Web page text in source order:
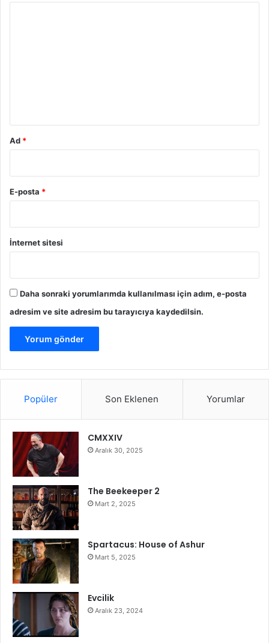
Ad *
E-posta *
İnternet sitesi
Daha sonraki yorumlarımda kullanılması için adım, e-posta
adresim ve site adresim bu tarayıcıya kaydedilsin.
Popüler Son Eklenen Yorumlar
CMXXIV
Aralık 30, 2025
The Beekeeper 2
Mart 2, 2025
Spartacus: House of Ashur
Mart 5, 2025
Evcilik
Aralık 23, 2024